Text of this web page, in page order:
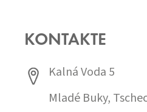
KONTAKTE
Kalná Voda 5
Mladé Buky,